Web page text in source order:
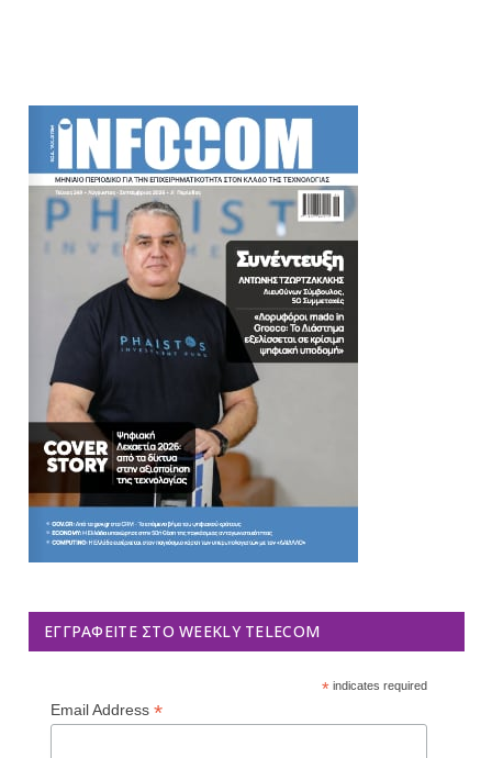
ΕΓΓΡΑΦΕΊΤΕ ΣΤΟ WEEKLY TELECOM
*indicates required
Email Address *